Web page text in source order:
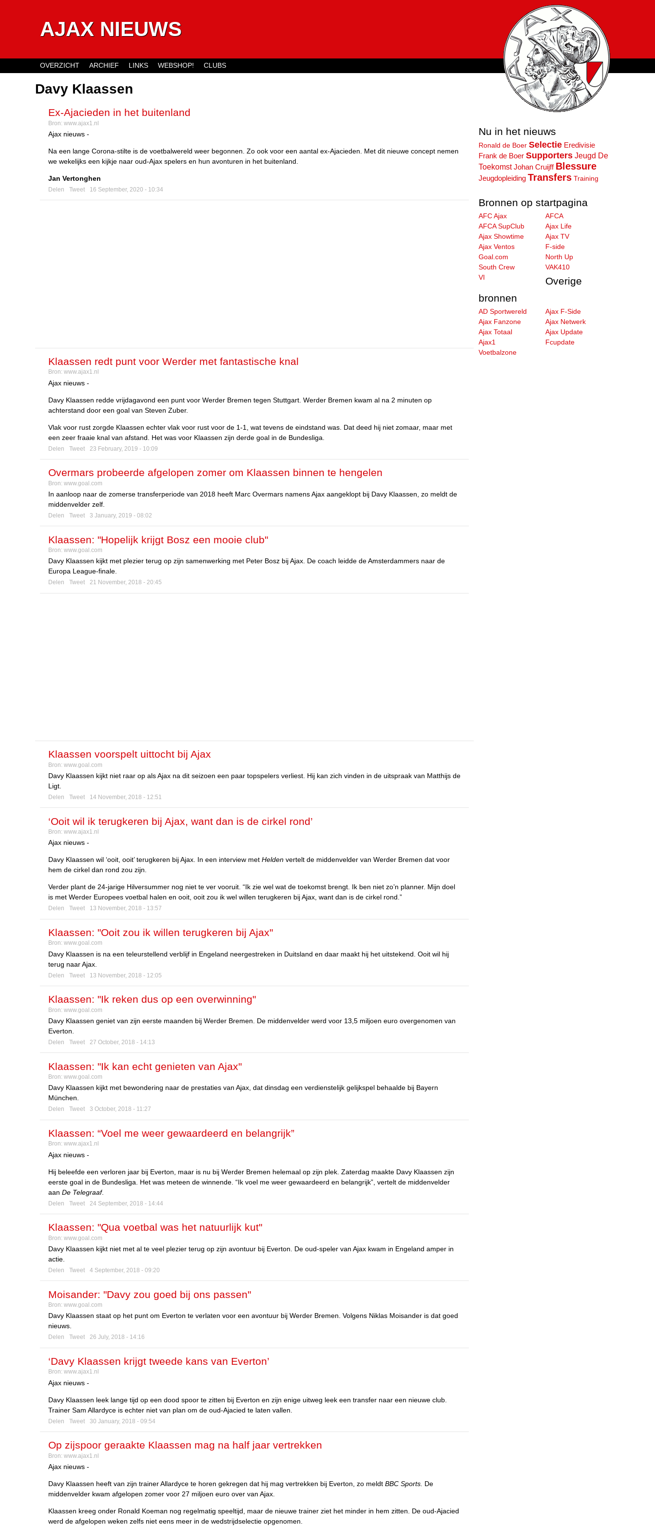
AJAX NIEUWS
Davy Klaassen
Ex-Ajacieden in het buitenland
Bron: www.ajax1.nl
Ajax nieuws -
Na een lange Corona-stilte is de voetbalwereld weer begonnen. Zo ook voor een aantal ex-Ajacieden. Met dit nieuwe concept nemen
we wekelijks een kijkje naar oud-Ajax spelers en hun avonturen in het buitenland.
Jan Vertonghen
Delen Tweet 16 September, 2020 - 10:34
Klaassen redt punt voor Werder met fantastische knal
Bron: www.ajax1.nl
Ajax nieuws -
Davy Klaassen redde vrijdagavond een punt voor Werder Bremen tegen Stuttgart. Werder Bremen kwam al na 2 minuten op
achterstand door een goal van Steven Zuber.
Vlak voor rust zorgde Klaassen echter vlak voor rust voor de 1-1, wat tevens de eindstand was. Dat deed hij niet zomaar, maar met
een zeer fraaie knal van afstand. Het was voor Klaassen zijn derde goal in de Bundesliga.
Delen Tweet 23 February, 2019 - 10:09
Overmars probeerde afgelopen zomer om Klaassen binnen te hengelen
Bron: www.goal.com
In aanloop naar de zomerse transferperiode van 2018 heeft Marc Overmars namens Ajax aangeklopt bij Davy Klaassen, zo meldt de
middenvelder zelf.
Delen Tweet 3 January, 2019 - 08:02
Klaassen: "Hopelijk krijgt Bosz een mooie club"
Bron: www.goal.com
Davy Klaassen kijkt met plezier terug op zijn samenwerking met Peter Bosz bij Ajax. De coach leidde de Amsterdammers naar de
Europa League-finale.
Delen Tweet 21 November, 2018 - 20:45
Klaassen voorspelt uittocht bij Ajax
Bron: www.goal.com
Davy Klaassen kijkt niet raar op als Ajax na dit seizoen een paar topspelers verliest. Hij kan zich vinden in de uitspraak van Matthijs de
Ligt.
Delen Tweet 14 November, 2018 - 12:51
‘Ooit wil ik terugkeren bij Ajax, want dan is de cirkel rond’
Bron: www.ajax1.nl
Ajax nieuws -
Davy Klaassen wil ‘ooit, ooit’ terugkeren bij Ajax. In een interview met Helden vertelt de middenvelder van Werder Bremen dat voor
hem de cirkel dan rond zou zijn.
Verder plant de 24-jarige Hilversummer nog niet te ver vooruit. “Ik zie wel wat de toekomst brengt. Ik ben niet zo’n planner. Mijn doel
is met Werder Europees voetbal halen en ooit, ooit zou ik wel willen terugkeren bij Ajax, want dan is de cirkel rond.”
Delen Tweet 13 November, 2018 - 13:57
Klaassen: "Ooit zou ik willen terugkeren bij Ajax"
Bron: www.goal.com
Davy Klaassen is na een teleurstellend verblijf in Engeland neergestreken in Duitsland en daar maakt hij het uitstekend. Ooit wil hij
terug naar Ajax.
Delen Tweet 13 November, 2018 - 12:05
Klaassen: "Ik reken dus op een overwinning"
Bron: www.goal.com
Davy Klaassen geniet van zijn eerste maanden bij Werder Bremen. De middenvelder werd voor 13,5 miljoen euro overgenomen van
Everton.
Delen Tweet 27 October, 2018 - 14:13
Klaassen: "Ik kan echt genieten van Ajax"
Bron: www.goal.com
Davy Klaassen kijkt met bewondering naar de prestaties van Ajax, dat dinsdag een verdienstelijk gelijkspel behaalde bij Bayern
München.
Delen Tweet 3 October, 2018 - 11:27
Klaassen: “Voel me weer gewaardeerd en belangrijk”
Bron: www.ajax1.nl
Ajax nieuws -
Hij beleefde een verloren jaar bij Everton, maar is nu bij Werder Bremen helemaal op zijn plek. Zaterdag maakte Davy Klaassen zijn
eerste goal in de Bundesliga. Het was meteen de winnende. “Ik voel me weer gewaardeerd en belangrijk”, vertelt de middenvelder
aan De Telegraaf.
Delen Tweet 24 September, 2018 - 14:44
Klaassen: "Qua voetbal was het natuurlijk kut"
Bron: www.goal.com
Davy Klaassen kijkt niet met al te veel plezier terug op zijn avontuur bij Everton. De oud-speler van Ajax kwam in Engeland amper in
actie.
Delen Tweet 4 September, 2018 - 09:20
Moisander: "Davy zou goed bij ons passen"
Bron: www.goal.com
Davy Klaassen staat op het punt om Everton te verlaten voor een avontuur bij Werder Bremen. Volgens Niklas Moisander is dat goed
nieuws.
Delen Tweet 26 July, 2018 - 14:16
‘Davy Klaassen krijgt tweede kans van Everton’
Bron: www.ajax1.nl
Ajax nieuws -
Davy Klaassen leek lange tijd op een dood spoor te zitten bij Everton en zijn enige uitweg leek een transfer naar een nieuwe club.
Trainer Sam Allardyce is echter niet van plan om de oud-Ajacied te laten vallen.
Delen Tweet 30 January, 2018 - 09:54
Op zijspoor geraakte Klaassen mag na half jaar vertrekken
Bron: www.ajax1.nl
Ajax nieuws -
Davy Klaassen heeft van zijn trainer Allardyce te horen gekregen dat hij mag vertrekken bij Everton, zo meldt BBC Sports. De
middenvelder kwam afgelopen zomer voor 27 miljoen euro over van Ajax.
Klaassen kreeg onder Ronald Koeman nog regelmatig speeltijd, maar de nieuwe trainer ziet het minder in hem zitten. De oud-Ajacied
werd de afgelopen weken zelfs niet eens meer in de wedstrijdselectie opgenomen.
OVERZICHT ARCHIEF LINKS WEBSHOP! CLUBS
Nu in het nieuws
Ronald de Boer Selectie Eredivisie
Frank de Boer Supporters Jeugd De
Toekomst Johan Cruijff Blessure
Jeugdopleiding Transfers Training
Bronnen op startpagina
AFC Ajax
AFCA
AFCA SupClub
Ajax Life
Ajax Showtime
Ajax TV
Ajax Ventos
F-side
Goal.com
North Up
South Crew
VAK410
VI
Overige
bronnen
AD Sportwereld
Ajax F-Side
Ajax Fanzone
Ajax Netwerk
Ajax Totaal
Ajax Update
Ajax1
Fcupdate
Voetbalzone